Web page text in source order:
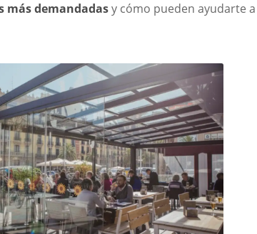
más demandadasy cómo pueden ayudarte